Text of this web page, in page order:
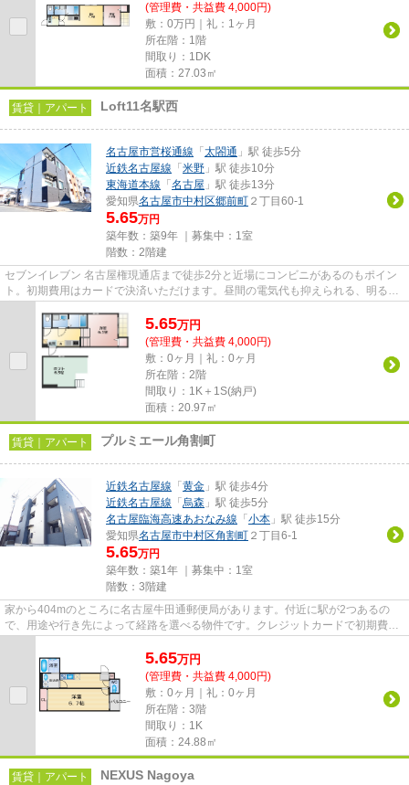
(管理費・共益費 4,000円)
敷：0万円｜礼：1ヶ月
所在階：1階
間取り：1DK
面積：27.03㎡
賃貸｜アパート Loft11名駅西
名古屋市営桜通線 「 太閤通 」駅 徒歩5分
近鉄名古屋線 「 米野 」駅 徒歩10分
東海道本線 「 名古屋 」駅 徒歩13分
愛知県名古屋市中村区郷前町 ２丁目60-1
5.65万円
築年数：築9年 ｜募集中： 1室
階数：2階建
セブンイレブン 名古屋権現通店まで徒歩2分と近場にコンビニがあるのもポイン
ト。初期費用はカードで決済いただけます。昼間の電気代も抑えられる、明るい
5.65万円
(管理費・共益費 4,000円)
敷：0ヶ月｜礼：0ヶ月
所在階：2階
間取り：1K＋1S(納戸)
面積：20.97㎡
賃貸｜アパート プルミエール角割町
近鉄名古屋線 「 黄金 」駅 徒歩4分
近鉄名古屋線 「 烏森 」駅 徒歩5分
名古屋臨海高速あおなみ線 「 小本 」駅 徒歩15分
愛知県名古屋市中村区角割町 ２丁目6-1
5.65万円
築年数：築1年 ｜募集中： 1室
階数：3階建
家から404mのところに名古屋牛田通郵便局があります。付近に駅が2つあるの
で、用途や行き先によって経路を選べる物件です。クレジットカードで初期費用
5.65万円
(管理費・共益費 4,000円)
敷：0ヶ月｜礼：0ヶ月
所在階：3階
間取り：1K
面積：24.88㎡
賃貸｜アパート NEXUS Nagoya